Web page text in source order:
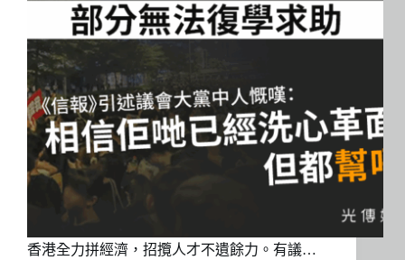
香港全力拼經濟，招攬人才不遺餘力。有議…